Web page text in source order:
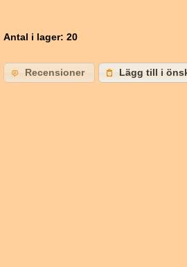
Antal i lager: 20
Recensioner Lägg till i